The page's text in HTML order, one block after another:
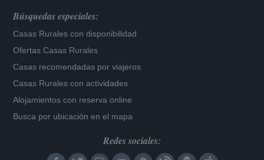
Búsquedas especiales:
Casas Rurales con disponibilidad
Ofertas Casas Rurales
Casas recomendadas por viajeros
Casas Rurales con actividades
Alojamientos con reserva online
Busca por ubicación en el mapa
Redes sociales: